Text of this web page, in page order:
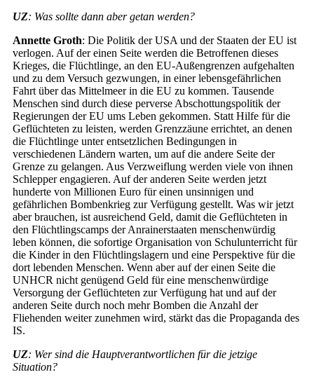
UZ: Was sollte dann aber getan werden?
Annette Groth: Die Politik der USA und der Staaten der EU ist
verlogen. Auf der einen Seite werden die Betroffenen dieses
Krieges, die Flüchtlinge, an den EU-Außengrenzen aufgehalten
und zu dem Versuch gezwungen, in einer lebensgefährlichen
Fahrt über das Mittelmeer in die EU zu kommen. Tausende
Menschen sind durch diese perverse Abschottungspolitik der
Regierungen der EU ums Leben gekommen. Statt Hilfe für die
Geflüchteten zu leisten, werden Grenzzäune errichtet, an denen
die Flüchtlinge unter entsetzlichen Bedingungen in
verschiedenen Ländern warten, um auf die andere Seite der
Grenze zu gelangen. Aus Verzweiflung werden viele von ihnen
Schlepper engagieren. Auf der anderen Seite werden jetzt
hunderte von Millionen Euro für einen unsinnigen und
gefährlichen Bombenkrieg zur Verfügung gestellt. Was wir jetzt
aber brauchen, ist ausreichend Geld, damit die Geflüchteten in
den Flüchtlingscamps der Anrainerstaaten menschenwürdig
leben können, die sofortige Organisation von Schulunterricht für
die Kinder in den Flüchtlingslagern und eine Perspektive für die
dort lebenden Menschen. Wenn aber auf der einen Seite die
UNHCR nicht genügend Geld für eine menschenwürdige
Versorgung der Geflüchteten zur Verfügung hat und auf der
anderen Seite durch noch mehr Bomben die Anzahl der
Fliehenden weiter zunehmen wird, stärkt das die Propaganda des
IS.
UZ: Wer sind die Hauptverantwortlichen für die jetzige
Situation?